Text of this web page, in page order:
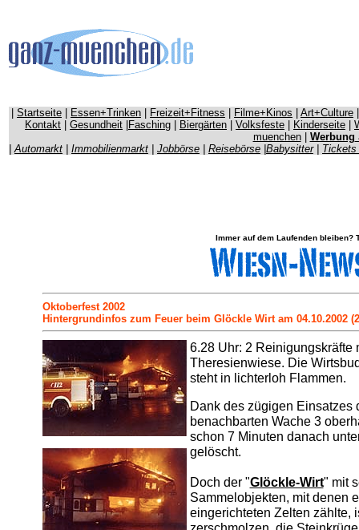
Startseite Essen+Trinken Freizeit+Fitness Filme+Kinos Art+Culture
Kontakt
Gesundheit Fasching Biergärten Volksfeste Kinderseite
muenchen| Werbung
|Automarkt Immobilienmarkt Jobbörse Reisebörse Babysitter Tickets
Immer auf dem Laufenden bleiben?
Oktoberfest 2002
Hintergrundinfos zum Feuer beim Glöckle Wirt am 04.10.2002
6.28 Uhr: 2 Reinigungskräfte
Theresienwiese. Die
steht in lichterloh Flammen.
Dank des zügigen Einsatzes
benachbarten Wache 3
schon 7 Minuten danach
gelöscht.
Doch der "Glöckle-Wirt" mit
Sammelobjekten, mit denen
eingerichteten Zelten zählte,